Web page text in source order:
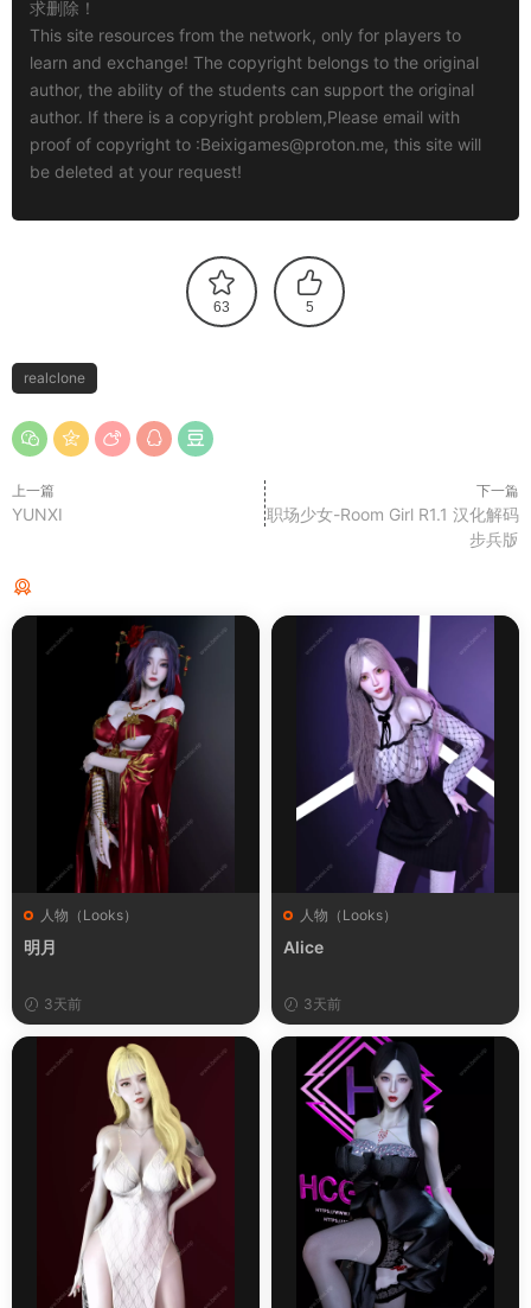
求删除！
This site resources from the network, only for players to
learn and exchange! The copyright belongs to the original
author, the ability of the students can support the original
author. If there is a copyright problem,Please email with
proof of copyright to :Beixigames@proton.me, this site will
be deleted at your request!
63 5
realclone
上一篇
YUNXI
下一篇
职场少女-Room Girl R1.1 汉化解码
步兵版
人物（Looks）
明月
3天前
人物（Looks）
Alice
3天前